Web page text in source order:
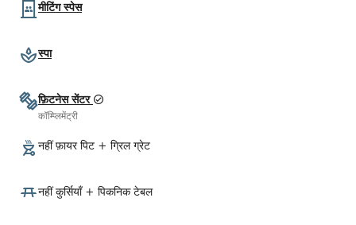
मीटिंग स्पेस
स्पा
फ़िटनेस सेंटर
कॉम्प्लिमेंट्री
नहीं फ़ायर पिट + ग्रिल ग्रेट
नहीं कुर्सियाँ + पिकनिक टेबल